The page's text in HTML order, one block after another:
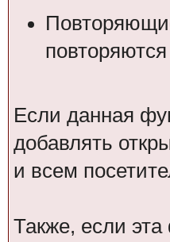
Если данная
добавлять
и всем
Также, если